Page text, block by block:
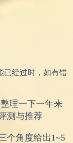
已经过时，如有错
理一下一年来
测与推荐
个角度给出1~5